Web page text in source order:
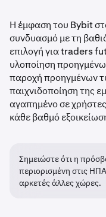
Η έμφαση του Bybit
συνδυασμό με τη
επιλογή για traders
υλοποίηση
παροχή προηγμένων
παιχνιδοποίηση της
αγαπημένο σε
κάθε βαθμό
Σημειώστε ότι η
περιορισμένη στις
αρκετές άλλες χώρες.